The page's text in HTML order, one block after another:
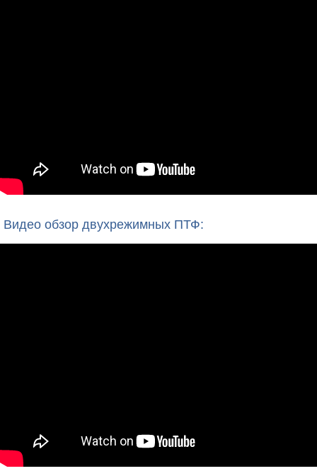
Видео обзор двухрежимных ПТФ: